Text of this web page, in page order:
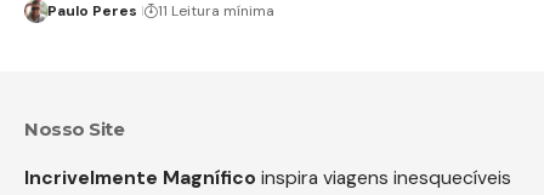
Paulo Peres 11 Leitura mínima
Nosso Site
Incrivelmente Magnífico inspira viagens inesquecíveis